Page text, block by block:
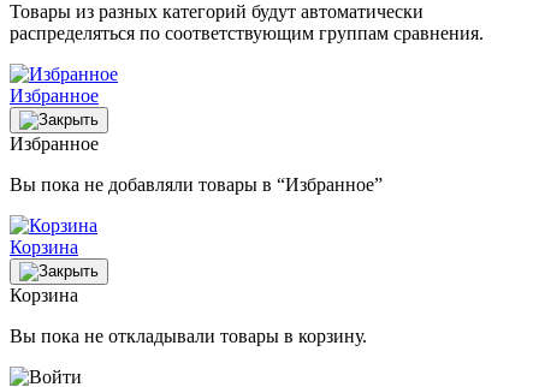
Товары из разных категорий будут автоматически
распределяться по соответствующим группам сравнения.
Избранное
Избранное
Вы пока не добавляли товары в “Избранное”
Корзина
Корзина
Вы пока не откладывали товары в корзину.